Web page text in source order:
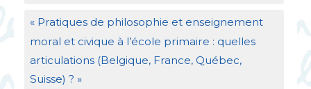
« Pratiques de philosophie et enseignement
moral et civique à l’école primaire : quelles
articulations (Belgique, France, Québec,
Suisse) ? »